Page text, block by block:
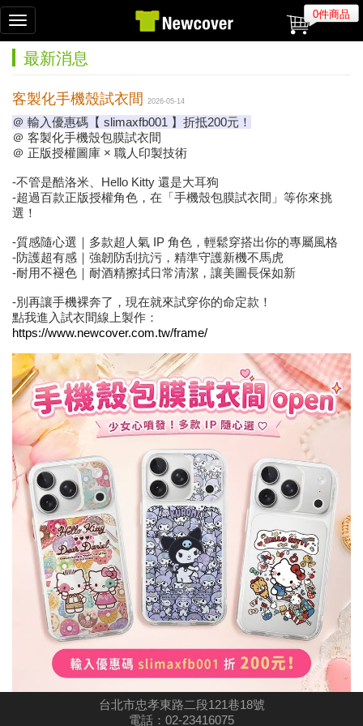
0件商品
Toggle
navigation
最新消息
客製化手機殼試衣間 2026-05-14
＠ 輸入優惠碼【 slimaxfb001 】折抵200元！
＠ 客製化手機殼包膜試衣間
＠ 正版授權圖庫 × 職人印製技術
-不管是酷洛米、Hello Kitty 還是大耳狗
-超過百款正版授權角色，在「手機殼包膜試衣間」等你來挑
選！
-質感隨心選｜多款超人氣 IP 角色，輕鬆穿搭出你的專屬風格
-防護超有感｜強韌防刮抗污，精準守護新機不馬虎
-耐用不褪色｜耐酒精擦拭日常清潔，讓美圖長保如新
-別再讓手機裸奔了，現在就來試穿你的命定款！
點我進入試衣間線上製作：
https://www.newcover.com.tw/frame/
台北市忠孝東路二段121巷18號
電話： 02-23416075